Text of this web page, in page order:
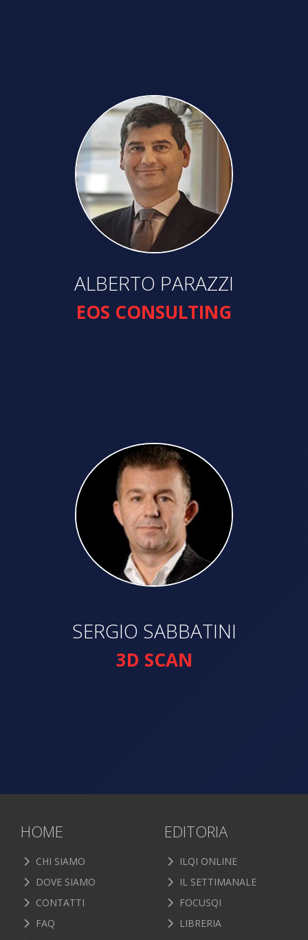
ALBERTO PARAZZI
EOS CONSULTING
SERGIO SABBATINI
3D SCAN
HOME
CHI SIAMO
DOVE SIAMO
CONTATTI
FAQ
EDITORIA
ILQI ONLINE
IL SETTIMANALE
FOCUSQI
LIBRERIA